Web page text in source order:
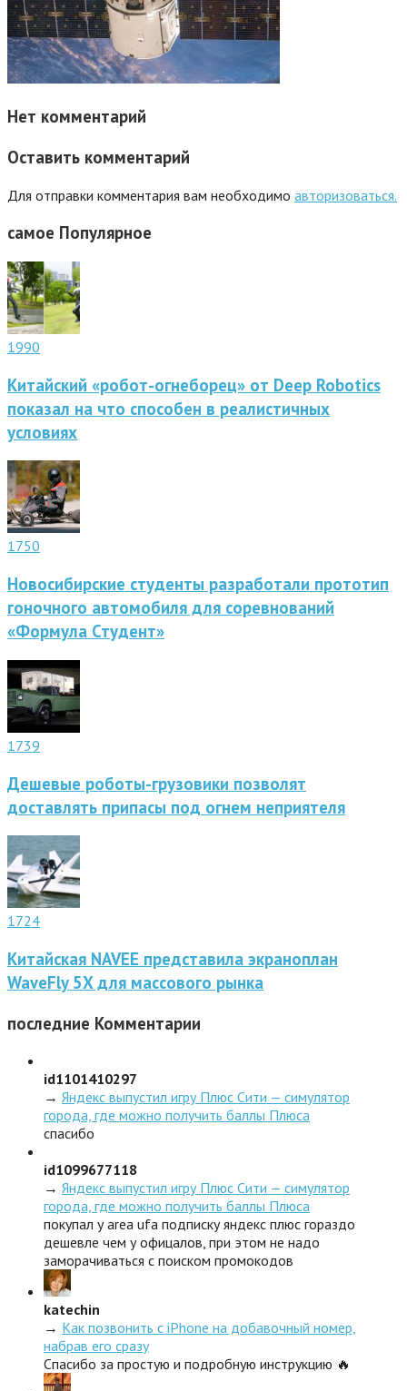
Нет комментарий
Оставить комментарий
Для отправки комментария вам необходимо авторизоваться.
самое Популярное
1990
Китайский «робот-огнеборец» от Deep Robotics
показал на что способен в реалистичных
условиях
1750
Новосибирские студенты разработали прототип
гоночного автомобиля для соревнований
«Формула Студент»
1739
Дешевые роботы-грузовики позволят
доставлять припасы под огнем неприятеля
1724
Китайская NAVEE представила экраноплан
WaveFly 5X для массового рынка
последние Комментарии
id1101410297
→ Яндекс выпустил игру Плюс Сити — симулятор
города, где можно получить баллы Плюса
спасибо
id1099677118
→ Яндекс выпустил игру Плюс Сити — симулятор
города, где можно получить баллы Плюса
покупал у area ufa подписку яндекс плюс гораздо
дешевле чем у офицалов, при этом не надо
заморачиваться с поиском промокодов
katechin
→ Как позвонить с iPhone на добавочный номер,
набрав его сразу
Спасибо за простую и подробную инструкцию 🔥